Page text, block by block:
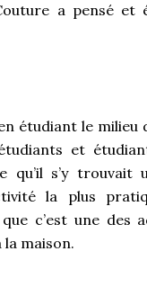
a pensé et
le milieu
et
qu’il s’y trouvait
la plus
c’est une des
maison.